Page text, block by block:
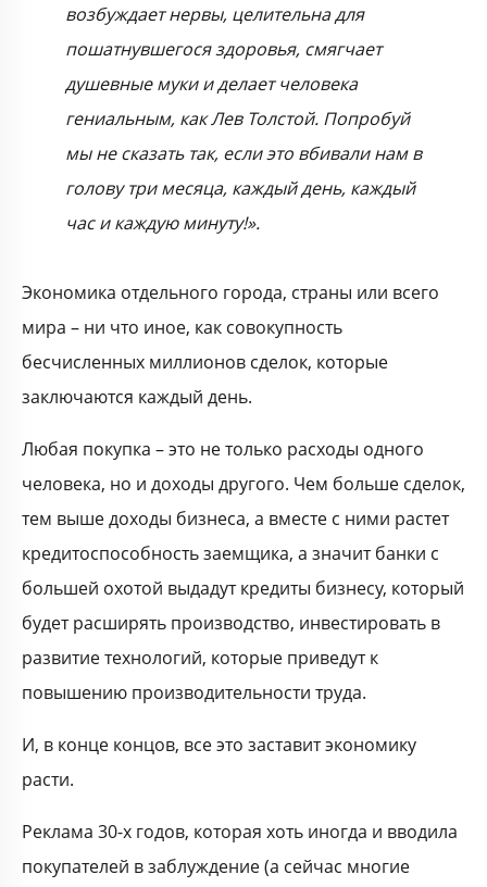
возбуждает нервы, целительна для
пошатнувшегося здоровья, смягчает
душевные муки и делает человека
гениальным, как Лев Толстой. Попробуй
мы не сказать так, если это вбивали нам в
голову три месяца, каждый день, каждый
час и каждую минуту!».
Экономика отдельного города, страны или всего
мира – ни что иное, как совокупность
бесчисленных миллионов сделок, которые
заключаются каждый день.
Любая покупка – это не только расходы одного
человека, но и доходы другого. Чем больше сделок,
тем выше доходы бизнеса, а вместе с ними растет
кредитоспособность заемщика, а значит банки с
большей охотой выдадут кредиты бизнесу, который
будет расширять производство, инвестировать в
развитие технологий, которые приведут к
повышению производительности труда.
И, в конце концов, все это заставит экономику
расти.
Реклама 30-х годов, которая хоть иногда и вводила
покупателей в заблуждение (а сейчас многие